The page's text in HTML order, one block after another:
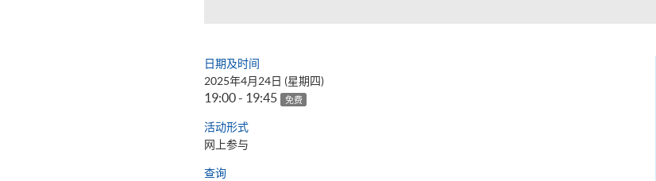
日期及时间
2025年4月24日 (星期四)
19:00 - 19:45 免费
活动形式
网上参与
查询